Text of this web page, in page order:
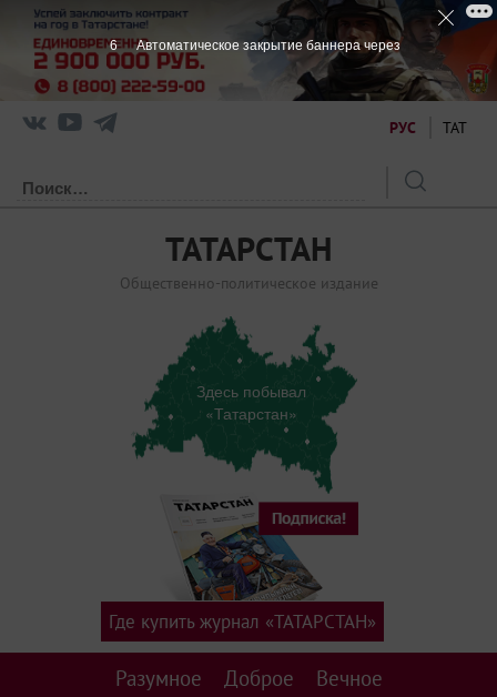
РУС ТАТ
ТАТАРСТАН
Общественно-политическое издание
Здесь побывал
«Татарстан»
Разумное Доброе Вечное
Где купить журнал «ТАТАРСТАН»
5 Автоматическое закрытие баннера через